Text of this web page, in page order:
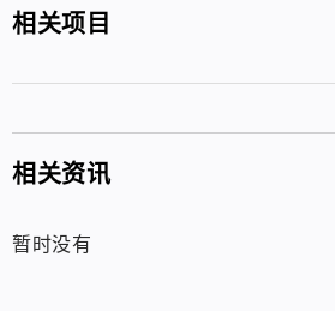
相关项目
相关资讯
暂时没有